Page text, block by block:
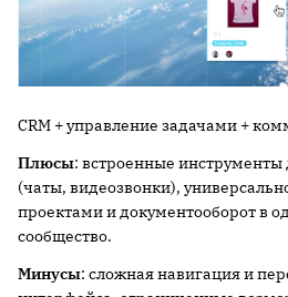
CRM + управление задачами +
Плюсы: встроенные
(чаты, видеозвонки),
проектами и документооборот в
сообщество.
Минусы: сложная навигация и